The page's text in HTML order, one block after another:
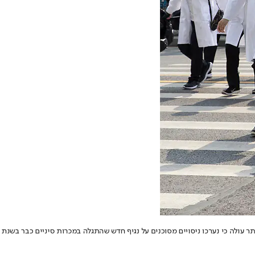
עולה כי נערכו ניסויים מסוכנים על נגיף חדש שהתגלה במכרות סיניים כבר בשנת